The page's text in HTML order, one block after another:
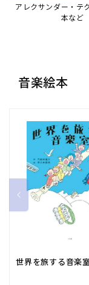
アレクサンダー・テ
本など
音楽絵本
世界を旅する音楽